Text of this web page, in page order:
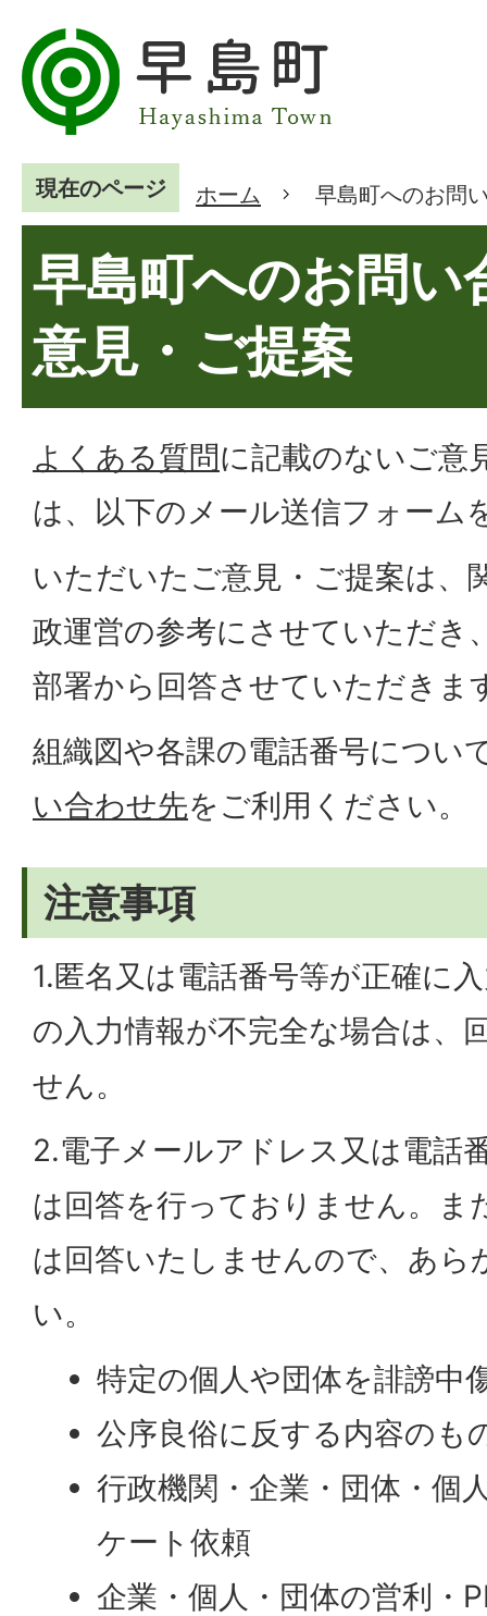
現在のページ ホーム 早島町へのお問
早島町へのお問い
意見・ご提案
よくある質問に記載のないご意
は、以下のメール送信フォーム
いただいたご意見・ご提案は、
政運営の参考にさせていただき
部署から回答させていただきま
組織図や各課の電話番号につい
い合わせ先をご利用ください。
注意事項
1.匿名又は電話番号等が正確に
の入力情報が不完全な場合は、
せん。
2.電子メールアドレス又は電話
は回答を行っておりません。ま
は回答いたしませんので、あら
い。
特定の個人や団体を誹謗中
公序良俗に反する内容のも
行政機関・企業・団体・個
ケート依頼
企業・個人・団体の営利・